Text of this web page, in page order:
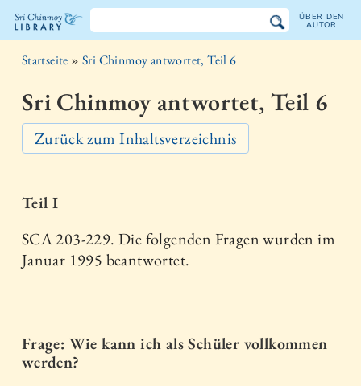
Sri
Chinmoy
Bibliothek
ÜBER DEN
AUTOR
Startseite »Sri Chinmoy antwortet, Teil 6
Sri Chinmoy antwortet, Teil 6
Zurück zum Inhaltsverzeichnis
Teil I
SCA 203-229. Die folgenden Fragen wurden im
Januar 1995 beantwortet.
Frage: Wie kann ich als Schüler vollkommen
werden?